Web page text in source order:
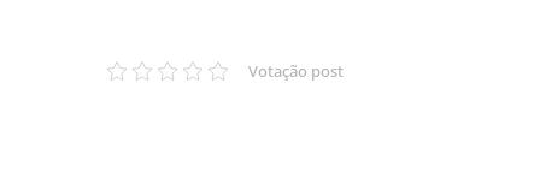
Votação post